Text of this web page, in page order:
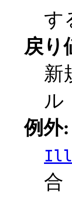
す
戻り
新
ル
例外:
合